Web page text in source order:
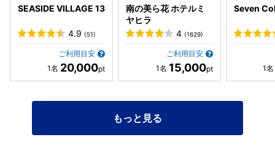
SEASIDE VILLAGE 13
4.9 (51)
ご利用目安
20,000
南の美ら花 ホテルミ
ヤヒラ
4 (1629)
ご利用目安
15,000
Seven
もっと見る